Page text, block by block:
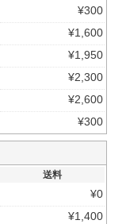
¥300
¥1,600
¥1,950
¥2,300
¥2,600
¥300
送料
¥0
¥1,400